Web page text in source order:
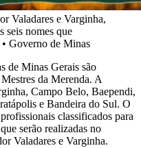
Valadares e Varginha,
seis nomes que
• Governo de Minas
de Minas Gerais são
da Merenda. A
Campo Belo, Baependi,
e Bandeira do Sul. O
classificados para
serão realizadas no
Valadares e Varginha.